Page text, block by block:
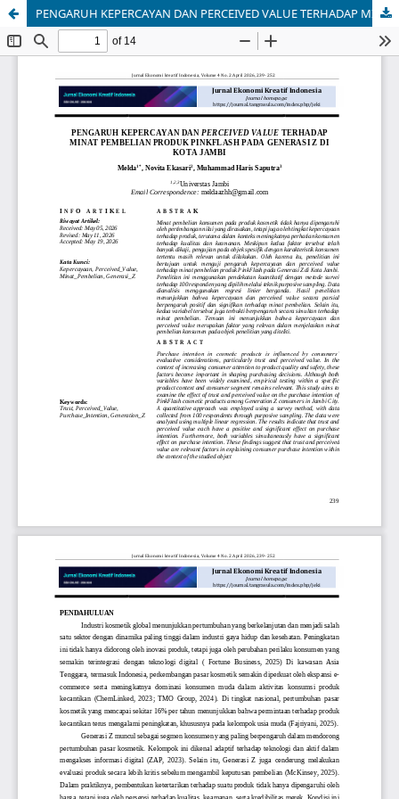
PENGARUH KEPERCAYAN DAN PERCEIVED VALUE TERHADAP MINAT PEMBELIAN PRODUK PINKFLASH PADA GENERASI Z DI KOTA JAMBI